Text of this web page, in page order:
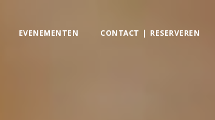
EVENEMENTEN CONTACT | RESERVEREN